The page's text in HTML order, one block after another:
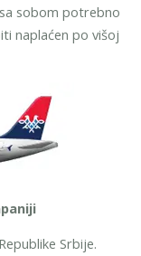
sobom potrebno
naplaćen po višoj
Srbije.